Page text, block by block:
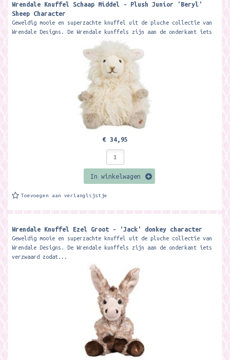
Wrendale Knuffel Schaap Middel - Plush Junior 'Beryl'
Sheep Character
Geweldig mooie en superzachte knuffel uit de pluche collectie van
Wrendale Designs. De Wrendale kunffels zijn aan de onderkant iets
€ 34,95
In winkelwagen
Toevoegen aan verlanglijstje
Wrendale Knuffel Ezel Groot - 'Jack' donkey character
Geweldig mooie en superzachte knuffel uit de pluche collectie van
Wrendale Designs. De Wrendale kunffels zijn aan de onderkant iets
verzwaard zodat...